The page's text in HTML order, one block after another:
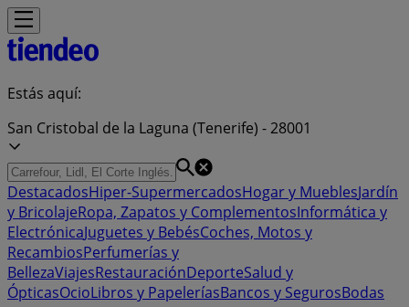
Estás aquí:
San Cristobal de la Laguna (Tenerife) - 28001
DestacadosHiper-SupermercadosHogar y MueblesJardín
y BricolajeRopa, Zapatos y ComplementosInformática y
ElectrónicaJuguetes y BebésCoches, Motos y
RecambiosPerfumerías y
BellezaViajesRestauraciónDeporteSalud y
ÓpticasOcioLibros y PapeleríasBancos y SegurosBodas